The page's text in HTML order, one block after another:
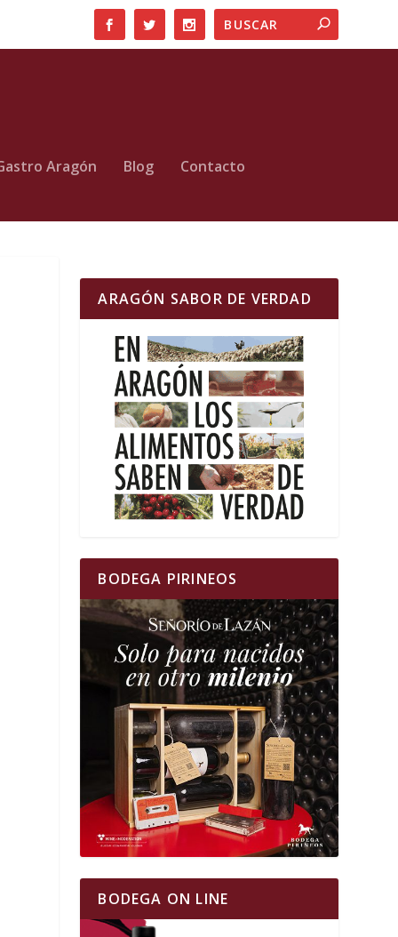
Aragón Blog Contacto
ARAGÓN SABOR DE VERDAD
BODEGA PIRINEOS
BODEGA ON LINE